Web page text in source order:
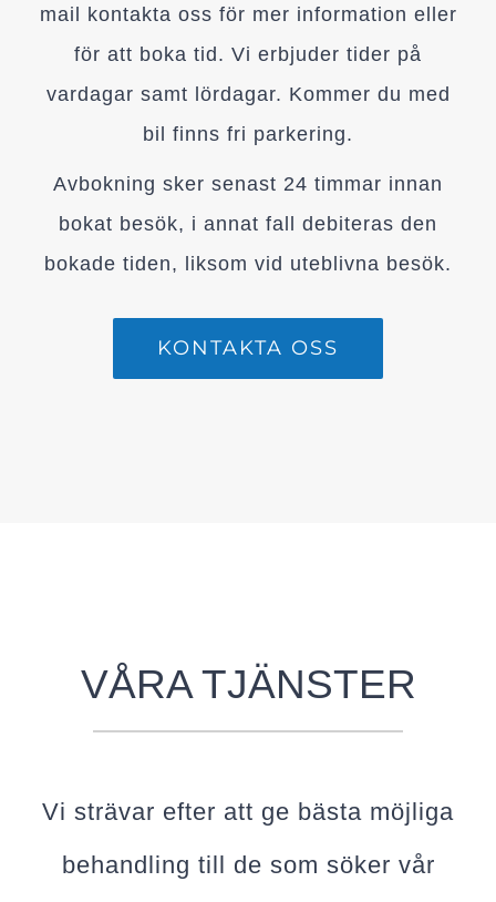
mail kontakta oss för mer information eller
för att boka tid. Vi erbjuder tider på
vardagar samt lördagar. Kommer du med
bil finns fri parkering.
Avbokning sker senast 24 timmar innan
bokat besök, i annat fall debiteras den
bokade tiden, liksom vid uteblivna besök.
KONTAKTA OSS
VÅRA TJÄNSTER
Vi strävar efter att ge bästa möjliga
behandling till de som söker vår